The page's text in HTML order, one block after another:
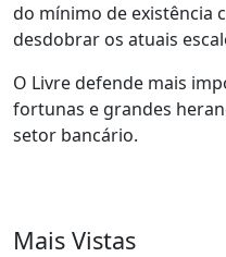
do mínimo de existência
desdobrar os atuais
O Livre defende mais
fortunas e grandes
setor bancário.
Mais Vistas